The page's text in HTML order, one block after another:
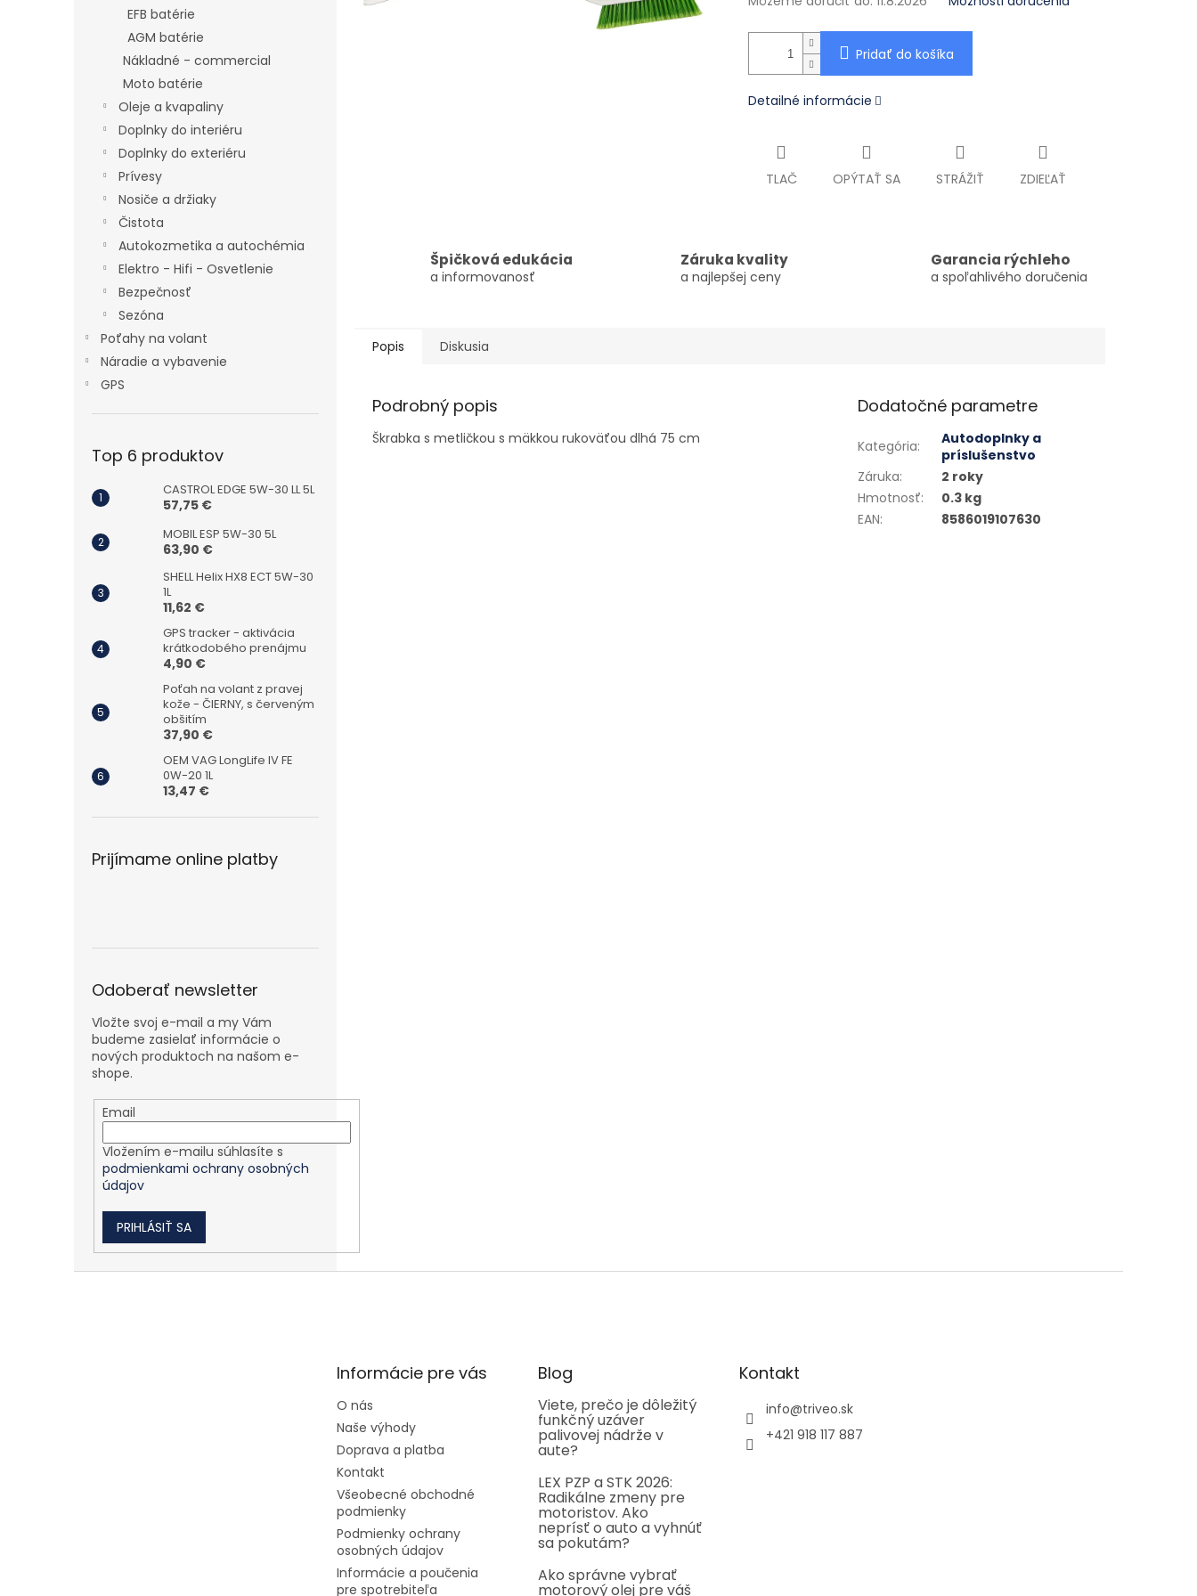
EFB batérie
AGM batérie
Nákladné - commercial
Moto batérie
Oleje a kvapaliny
Doplnky do interiéru
Doplnky do exteriéru
Prívesy
Nosiče a držiaky
Čistota
Autokozmetika a autochémia
Elektro - Hifi - Osvetlenie
Bezpečnosť
Sezóna
Poťahy na volant
Náradie a vybavenie
GPS
Top 6 produktov
CASTROL EDGE 5W-30 LL 5L
57,75 €
MOBIL ESP 5W-30 5L
63,90 €
SHELL Helix HX8 ECT 5W-30
1L
11,62 €
GPS tracker - aktivácia
krátkodobého prenájmu
4,90 €
Poťah na volant z pravej
kože - ČIERNY, s červeným
obšitím
37,90 €
OEM VAG LongLife IV FE
0W-20 1L
13,47 €
Prijímame online platby
Odoberať newsletter
Vložte svoj e-mail a my Vám
budeme zasielať informácie o
nových produktoch na našom e-
shope.
Email
Vložením e-mailu súhlasíte s
podmienkami ochrany osobných
údajov
PRIHLÁSIŤ SA
Pridať do košíka
Detailné informácie
TLAČ OPÝTAŤ SA STRÁŽIŤ ZDIEĽAŤ
Špičková edukácia
a informovanosť
Záruka kvality
a najlepšej ceny
Garancia rýchleho
a spoľahlivého doručenia
Popis Diskusia
Podrobný popis
Škrabka s metličkou s mäkkou rukoväťou dlhá 75 cm
Dodatočné parametre
Kategória:
Autodoplnky a
príslušenstvo
Záruka:
2 roky
Hmotnosť:
0.3 kg
EAN: 8586019107630
Informácie pre vás
O nás
Naše výhody
Doprava a platba
Kontakt
Všeobecné obchodné
podmienky
Podmienky ochrany
osobných údajov
Informácie a poučenia
pre spotrebiteľa
Blog
Viete, prečo je dôležitý
funkčný uzáver
palivovej nádrže v
aute?
LEX PZP a STK 2026:
Radikálne zmeny pre
motoristov. Ako
neprísť o auto a vyhnúť
sa pokutám?
Ako správne vybrať
motorový olej pre váš
Kontakt
info@triveo.sk
+421 918 117 887